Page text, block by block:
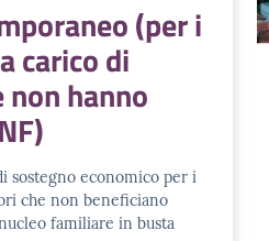
(per i
carico di
hanno
sostegno economico per i
che non beneficiano
familiare in busta